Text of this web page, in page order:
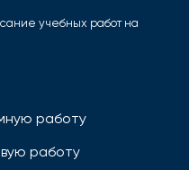
учебных работ на
работу
работу